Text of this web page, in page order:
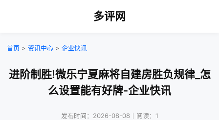
多评网
首页 > 资讯中心 > 企业快讯
进阶制胜!微乐宁夏麻将自建房胜负规律_怎
么设置能有好牌-企业快讯
发布时间：2026-08-08｜阅读：1